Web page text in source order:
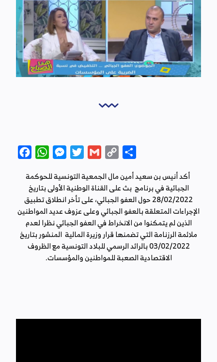
FacebookWhatsAppMessengerTwitterGmail
Copy
أكد أنيس بن سعيد أمين مال الجمعية التونسية للحوكمة
الجبائية في برنامج بث على القناة الوطنية الأولى بتاريخ
28/02/2022 حول العفو الجبائي، على تأخر انطلاق تطبيق
الإجراءات المتعلقة بالعفو الجبائي وعلى عزوف عديد المواطنين
الذين لم يتمكنوا من الانخراط في العفو الجبائي نظرا لعدم
ملائمة الرزنامة التي تضمنها قرار وزيرة المالية المنشور بتاريخ
03/02/2022 بالرائد الرسمي للبلاد التونسية مع الظروف
الاقتصادية الصعبة للمواطنين والمؤسسات.